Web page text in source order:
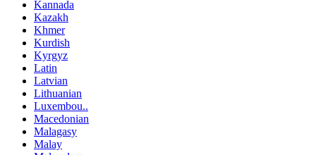
Kannada
Kazakh
Khmer
Kurdish
Kyrgyz
Latin
Latvian
Lithuanian
Luxembou..
Macedonian
Malagasy
Malay